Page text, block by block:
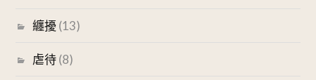
纏擾 (13)
虐待(8)